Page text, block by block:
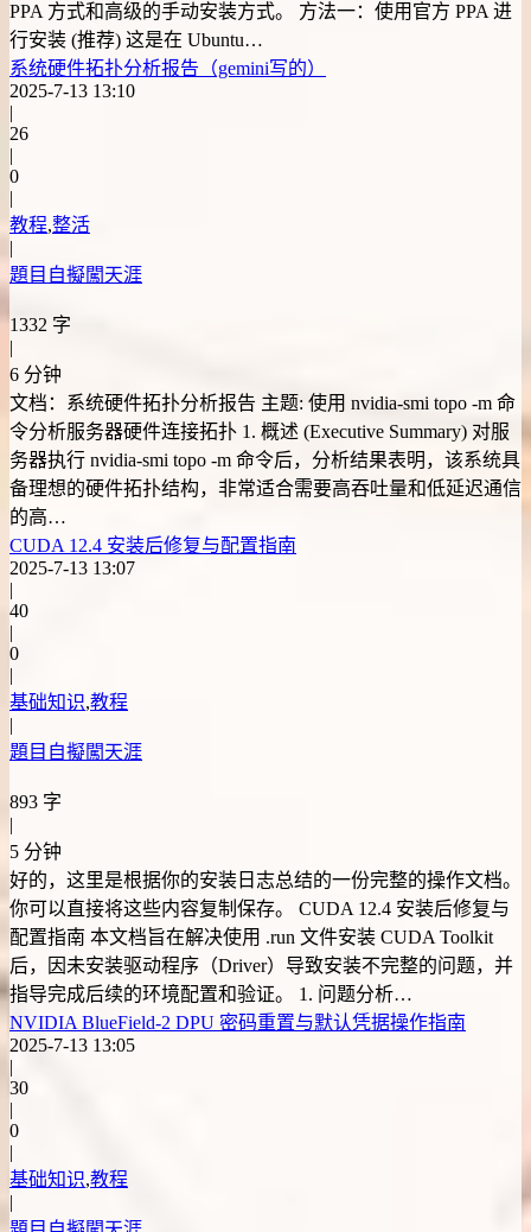
PPA 方式和高级的手动安装方式。 方法一：使用官方 PPA 进
行安装 (推荐) 这是在 Ubuntu…
系统硬件拓扑分析报告（gemini写的）
2025-7-13 13:10
|
26
|
0
|
教程,整活
|
題目自擬闖天涯
1332 字
|
6 分钟
文档：系统硬件拓扑分析报告 主题: 使用 nvidia-smi topo -m 命
令分析服务器硬件连接拓扑 1. 概述 (Executive Summary) 对服
务器执行 nvidia-smi topo -m 命令后，分析结果表明，该系统具
备理想的硬件拓扑结构，非常适合需要高吞吐量和低延迟通信
的高…
CUDA 12.4 安装后修复与配置指南
2025-7-13 13:07
|
40
|
0
|
基础知识,教程
|
題目自擬闖天涯
893 字
|
5 分钟
好的，这里是根据你的安装日志总结的一份完整的操作文档。
你可以直接将这些内容复制保存。 CUDA 12.4 安装后修复与
配置指南 本文档旨在解决使用 .run 文件安装 CUDA Toolkit
后，因未安装驱动程序（Driver）导致安装不完整的问题，并
指导完成后续的环境配置和验证。 1. 问题分析…
NVIDIA BlueField-2 DPU 密码重置与默认凭据操作指南
2025-7-13 13:05
|
30
|
0
|
基础知识,教程
|